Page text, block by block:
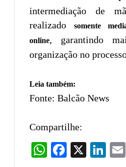
intermediação de
realizado
somente
online, garantindo
organização no
Leia também:
Fonte: Balcão News
Compartilhe:
WhatsAppFacebook